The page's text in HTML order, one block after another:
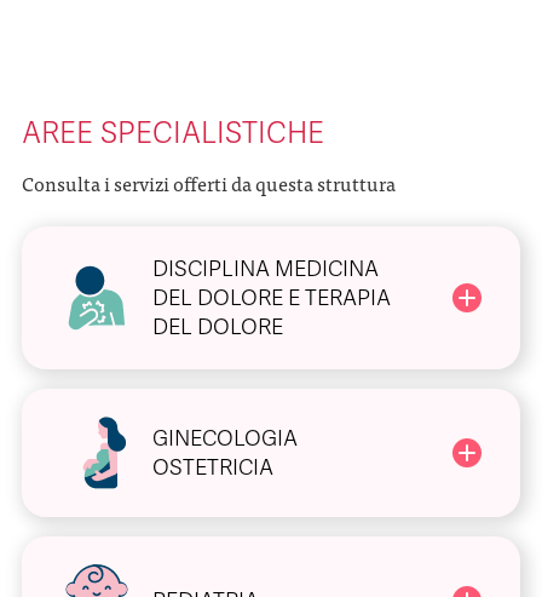
AREE SPECIALISTICHE
Consulta i servizi offerti da questa struttura
DISCIPLINA MEDICINA
DEL DOLORE E TERAPIA
DEL DOLORE
GINECOLOGIA
OSTETRICIA